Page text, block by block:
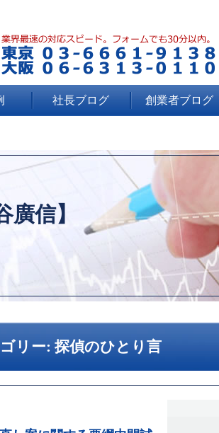
社長ブログ 創業者ブログ
信】
リー: 探偵のひとり言